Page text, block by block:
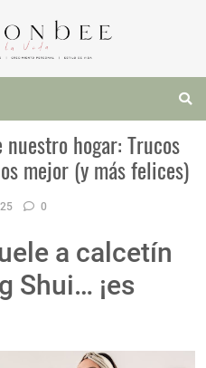
hogar: Trucos
mejor (y más felices)
0
a calcetín
Shui… ¡es